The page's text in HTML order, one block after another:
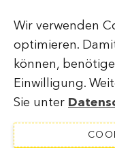
Mediencorner
Impressum
Wir verwenden
optimieren.
können,
Einwilligung.
Sie unter